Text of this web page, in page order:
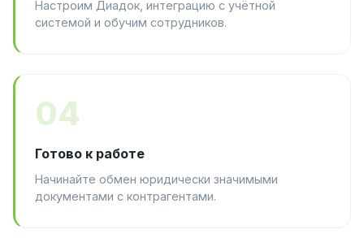
Настроим Диадок, интеграцию с учётной
системой и обучим сотрудников.
04
Готово к работе
Начинайте обмен юридически значимыми
документами с контрагентами.